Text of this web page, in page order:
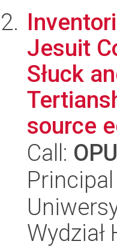
Jesuit
Słuck
source
Call:
Wydział